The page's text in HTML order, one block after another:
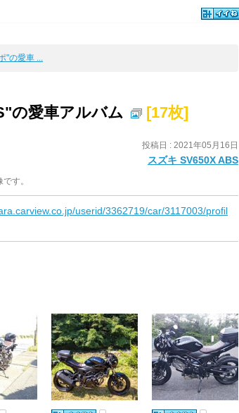
"の愛車 ...
の愛車アルバム [17枚]
投稿日 : 2021年05月16日
スズキ SV650X ABS
す。
userid/3362719/car/3117003/profil